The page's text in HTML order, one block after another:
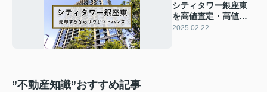
シティタワー銀座東
を高値査定・高値売
却・高値買取｜サウ
2025.02.22
”不動産知識”おすすめ記事